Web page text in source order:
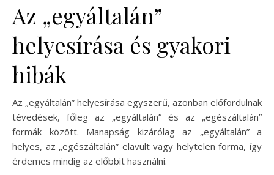
Az „egyáltalán”
helyesírása és gyakori
hibák
Az „egyáltalán” helyesírása egyszerű, azonban előfordulnak
tévedések, főleg az „egyáltalán” és az „egészáltalán”
formák között. Manapság kizárólag az „egyáltalán” a
helyes, az „egészáltalán” elavult vagy helytelen forma, így
érdemes mindig az előbbit használni.